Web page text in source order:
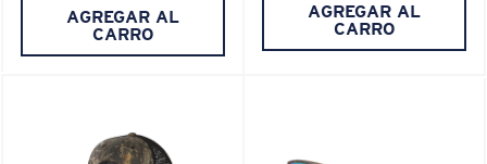
AGREGAR AL
CARRO
AGREGAR AL
CARRO